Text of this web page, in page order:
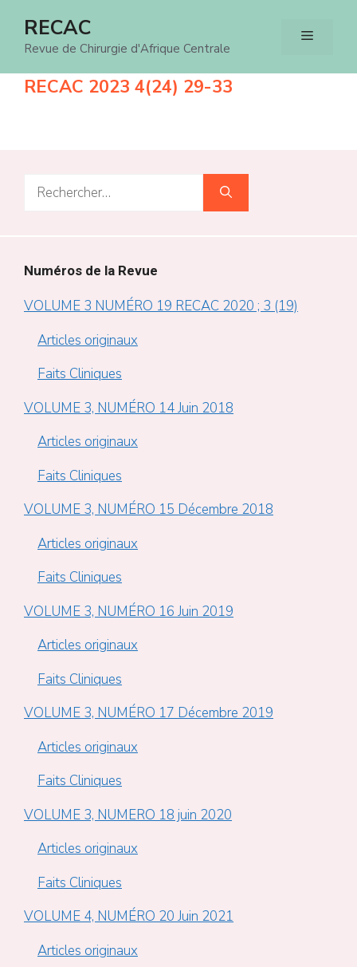
RECAC
Revue de Chirurgie d'Afrique Centrale
Menu
RECAC 2023 4(24) 29-33
Rechercher :
Numéros de la Revue
VOLUME 3 NUMÉRO 19 RECAC 2020 ; 3 (19)
Articles originaux
Faits Cliniques
VOLUME 3, NUMÉRO 14 Juin 2018
Articles originaux
Faits Cliniques
VOLUME 3, NUMÉRO 15 Décembre 2018
Articles originaux
Faits Cliniques
VOLUME 3, NUMÉRO 16 Juin 2019
Articles originaux
Faits Cliniques
VOLUME 3, NUMÉRO 17 Décembre 2019
Articles originaux
Faits Cliniques
VOLUME 3, NUMERO 18 juin 2020
Articles originaux
Faits Cliniques
VOLUME 4, NUMÉRO 20 Juin 2021
Articles originaux